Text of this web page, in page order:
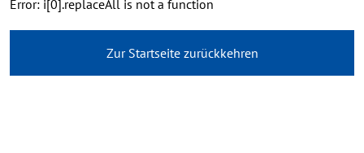
Error: i[0].replaceAll is not a function
Zur Startseite zurückkehren